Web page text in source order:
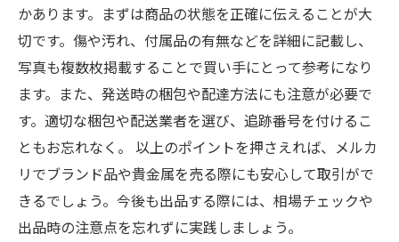
かあります。まずは商品の状態を正確に伝えることが大
切です。傷や汚れ、付属品の有無などを詳細に記載し、
写真も複数枚掲載することで買い手にとって参考になり
ます。また、発送時の梱包や配達方法にも注意が必要で
す。適切な梱包や配送業者を選び、追跡番号を付けるこ
ともお忘れなく。 以上のポイントを押さえれば、メルカ
リでブランド品や貴金属を売る際にも安心して取引がで
きるでしょう。今後も出品する際には、相場チェックや
出品時の注意点を忘れずに実践しましょう。